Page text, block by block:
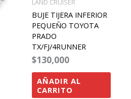
LAND CRUISER
BUJE TIJERA INFERIOR
PEQUEÑO TOYOTA
PRADO
TX/FJ/4RUNNER
$130,000
AÑADIR AL
CARRITO